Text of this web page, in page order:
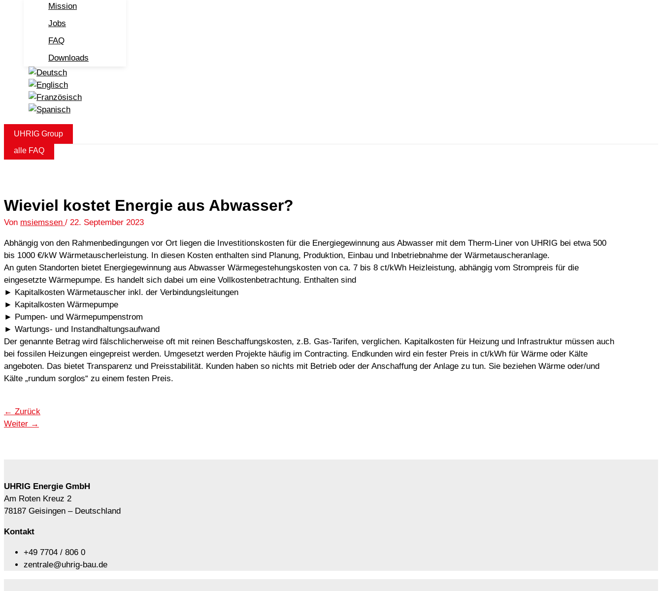
Mission
Jobs
FAQ
Downloads
UHRIG Group
alle FAQ
Wieviel kostet Energie aus Abwasser?
Von msiemssen / 22. September 2023
Abhängig von den Rahmenbedingungen vor Ort liegen die Investitionskosten für die Energiegewinnung aus Abwasser mit dem Therm-Liner von UHRIG bei etwa 500
bis 1000 €/kW Wärmetauscherleistung. In diesen Kosten enthalten sind Planung, Produktion, Einbau und Inbetriebnahme der Wärmetauscheranlage.
An guten Standorten bietet Energiegewinnung aus Abwasser Wärmegestehungskosten von ca. 7 bis 8 ct/kWh Heizleistung, abhängig vom Strompreis für die
eingesetzte Wärmepumpe. Es handelt sich dabei um eine Vollkostenbetrachtung. Enthalten sind
► Kapitalkosten Wärmetauscher inkl. der Verbindungsleitungen
► Kapitalkosten Wärmepumpe
► Pumpen- und Wärmepumpenstrom
► Wartungs- und Instandhaltungsaufwand
Der genannte Betrag wird fälschlicherweise oft mit reinen Beschaffungskosten, z.B. Gas-Tarifen, verglichen. Kapitalkosten für Heizung und Infrastruktur müssen auch
bei fossilen Heizungen eingepreist werden. Umgesetzt werden Projekte häufig im Contracting. Endkunden wird ein fester Preis in ct/kWh für Wärme oder Kälte
angeboten. Das bietet Transparenz und Preisstabilität. Kunden haben so nichts mit Betrieb oder der Anschaffung der Anlage zu tun. Sie beziehen Wärme oder/und
Kälte „rundum sorglos“ zu einem festen Preis.
← Zurück
Weiter →
UHRIG Energie GmbH
Am Roten Kreuz 2
78187 Geisingen – Deutschland
Kontakt
+49 7704 / 806 0
zentrale@uhrig-bau.de